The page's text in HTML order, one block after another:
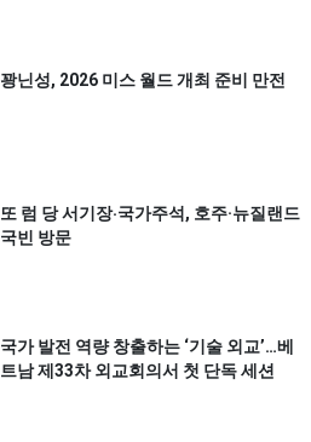
꽝닌성, 2026 미스 월드 개최 준비 만전
또 럼 당 서기장‧국가주석, 호주·뉴질랜드
국빈 방문
국가 발전 역량 창출하는 ‘기술 외교’…베
트남 제33차 외교회의서 첫 단독 세션